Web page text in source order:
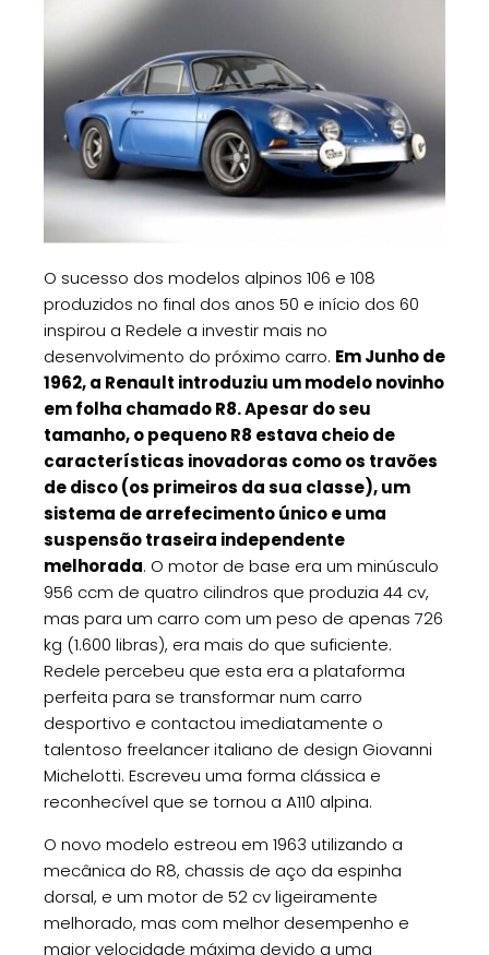
O sucesso dos modelos alpinos 106 e 108
produzidos no final dos anos 50 e início dos 60
inspirou a Redele a investir mais no
desenvolvimento do próximo carro. Em Junho de
1962, a Renault introduziu um modelo novinho
em folha chamado R8. Apesar do seu
tamanho, o pequeno R8 estava cheio de
características inovadoras como os travões
de disco (os primeiros da sua classe), um
sistema de arrefecimento único e uma
suspensão traseira independente
melhorada. O motor de base era um minúsculo
956 ccm de quatro cilindros que produzia 44 cv,
mas para um carro com um peso de apenas 726
kg (1.600 libras), era mais do que suficiente.
Redele percebeu que esta era a plataforma
perfeita para se transformar num carro
desportivo e contactou imediatamente o
talentoso freelancer italiano de design Giovanni
Michelotti. Escreveu uma forma clássica e
reconhecível que se tornou a A110 alpina.
O novo modelo estreou em 1963 utilizando a
mecânica do R8, chassis de aço da espinha
dorsal, e um motor de 52 cv ligeiramente
melhorado, mas com melhor desempenho e
maior velocidade máxima devido a uma